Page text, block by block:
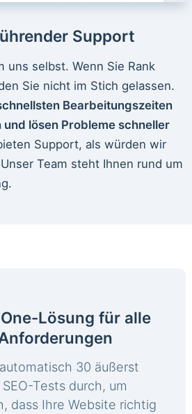
Support
uns selbst. Wenn Sie Rank
Sie nicht im Stich gelassen.
Bearbeitungszeiten
lösen Probleme schneller
Support, als würden wir
Team steht Ihnen rund um
Lösung für alle
30 äußerst
Tests durch, um
dass Ihre Website richtig